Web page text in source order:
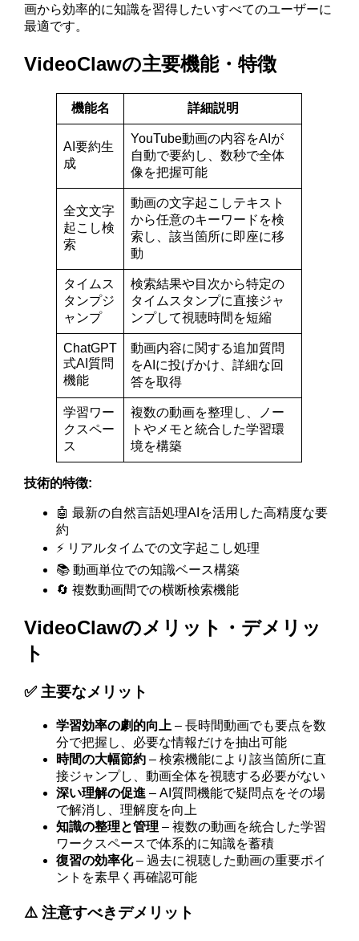
画から効率的に知識を習得したいすべてのユーザーに
最適です。
VideoClawの主要機能・特徴
機能名 詳細説明
AI要約生
成
YouTube動画の内容をAIが
自動で要約し、数秒で全体
像を把握可能
全文文字
起こし検
索
動画の文字起こしテキスト
から任意のキーワードを検
索し、該当箇所に即座に移
動
タイムス
タンプジ
ャンプ
検索結果や目次から特定の
タイムスタンプに直接ジャ
ンプして視聴時間を短縮
ChatGPT
式AI質問
機能
動画内容に関する追加質問
をAIに投げかけ、詳細な回
答を取得
学習ワー
クスペー
ス
複数の動画を整理し、ノー
トやメモと統合した学習環
境を構築
技術的特徴:
🤖 最新の自然言語処理AIを活用した高精度な要
約
⚡ リアルタイムでの文字起こし処理
📚 動画単位での知識ベース構築
🔄 複数動画間での横断検索機能
VideoClawのメリット・デメリッ
ト
✅ 主要なメリット
学習効率の劇的向上 – 長時間動画でも要点を数
分で把握し、必要な情報だけを抽出可能
時間の大幅節約 – 検索機能により該当箇所に直
接ジャンプし、動画全体を視聴する必要がない
深い理解の促進 – AI質問機能で疑問点をその場
で解消し、理解度を向上
知識の整理と管理 – 複数の動画を統合した学習
ワークスペースで体系的に知識を蓄積
復習の効率化– 過去に視聴した動画の重要ポイ
ントを素早く再確認可能
⚠️ 注意すべきデメリット